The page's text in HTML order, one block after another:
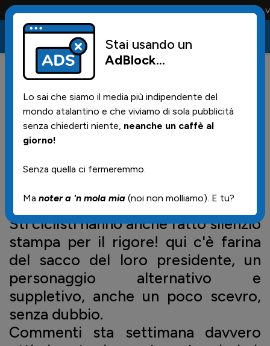
Conta solo la maglia e solo i tifosi la portano tutta la vita
27/01/2017 | 13.20
ADA che commenti... teee...
La
quest'anno, vendicata la sconfitta
pronostico.
Sti ciclisti hanno anche fatto silenzio
stampa per il rigore! qui c'è farina
del sacco del loro presidente, un
personaggio alternativo e
suppletivo, anche un poco scevro,
senza dubbio.
Commenti sta settimana davvero
Stai usando un
AdBlock...
Lo sai che siamo il media più indipendente del
mondo atalantino e che viviamo di sola pubblicità
senza chiederti niente, neanche un caffè al
giorno!
Senza quella ci fermeremmo.
Ma noter a 'n mola mia (noi non molliamo). E tu?